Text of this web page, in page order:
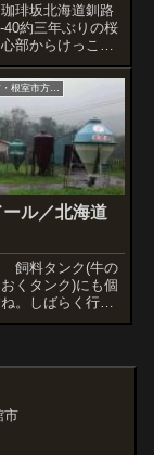
琲坂北海道釧路
40約三年ぶりの桜
部からけっこう
んだけど、賑や
茶店も数店あり
栄えているのは
す。その背景は喫
ができました。
ル／北海道
料タンク(牛の
くタンク)にも個
。しばらく行く
ルさん(釧路市阿
弟子屈町の雑貨＆
市